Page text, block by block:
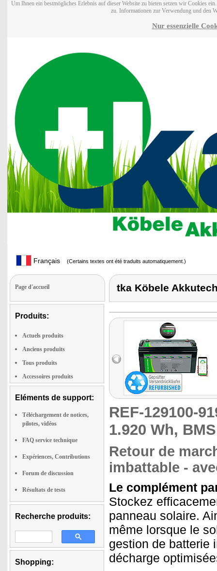
Um Ihnen ein bestmögliches Erlebnis auf dieser Website zu bieten setzen wir Cookies
zu. Informationen zur Verwendung und den
Nur essenzielle
Français (Certains textes ont été traduits automatiquement.)
Page d'accueil
Produits:
Actuels produits
Anciens produits
Tous produits
Accessoires produits
Eléments de support:
Téléchargement de notices,
pilotes, vidéos
FAQ service technique
Expériences, Contributions
Forum de discussion
Résultats de tests
Recherche produits:
Shopping:
tka Köbele
REF-129100-
1.920 Wh,
Retour de
imbattable -
Le complément
Stockez
panneau solaire.
même lorsque le
gestion de batterie
décharge